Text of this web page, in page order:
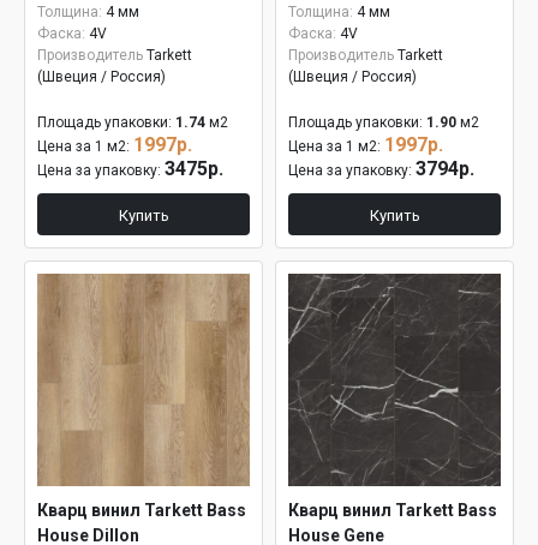
Толщина: 4 мм
Фаска: 4V
Производитель Tarkett
(Швеция / Россия)
Площадь упаковки: 1.74 м2
Цена за 1 м2: 1997р.
Цена за упаковку: 3475р.
Купить
Толщина: 4 мм
Фаска: 4V
Производитель Tarkett
(Швеция / Россия)
Площадь упаковки: 1.90 м2
Цена за 1 м2: 1997р.
Цена за упаковку: 3794р.
Купить
Кварц винил Tarkett Bass
House Dillon
Кварц винил Tarkett Bass
House Gene